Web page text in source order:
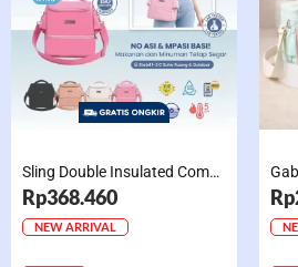
Sling Double Insulated Compartment Cappucino Black, Creamy, Salem, Chocolate
Rp368.460
NEW ARRIVAL